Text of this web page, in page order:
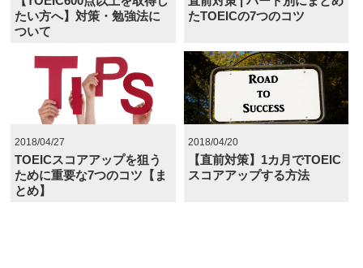
たい方へ】対策・勉強法に
ついて
たTOEICの7つのコツ
2018/04/27
TOEICスコアアップを狙う
ために重要な7つのコツ【ま
とめ】
2018/04/20
【直前対策】1カ月でTOEIC
スコアアップする方法